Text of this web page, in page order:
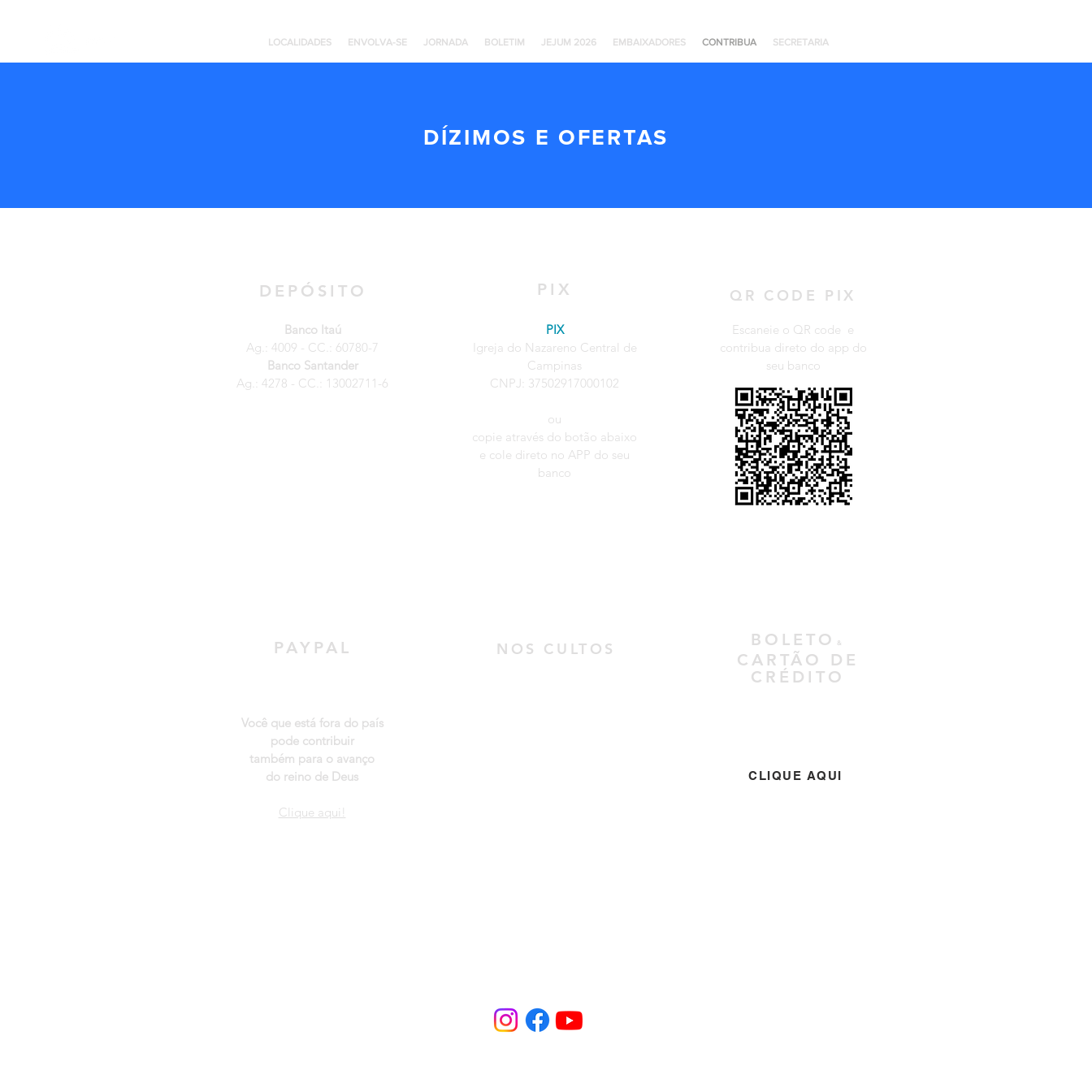
LOCALIDADES ENVOLVA-SE JORNADA BOLETIM JEJUM 2026 EMBAIXADORES CONTRIBUA SECRETARIA
DÍZIMOS E OFERTAS
DEPÓSITO
Banco Itaú
Ag.: 4009 - CC.: 60780-7
Banco Santander
Ag.: 4278 - CC.: 13002711-6
PIX
PIX
Igreja do Nazareno Central de
Campinas
CNPJ: 37502917000102
ou
copie através do botão abaixo
e cole direto no APP do seu
banco
QR CODE PIX
Escaneie o QR code e
contribua direto do app do
seu banco
PAYPAL
Você que está fora do país
pode contribuir
também para o avanço
do reino de Deus
Clique aqui!
NOS CULTOS BOLETO &
CARTÃO
DE
CRÉDITO
CLIQUE AQUI